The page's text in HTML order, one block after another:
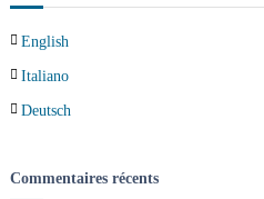
e
s
a
r
English
Italiano
Deutsch
Commentaires récents